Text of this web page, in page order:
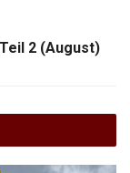
2 (August)